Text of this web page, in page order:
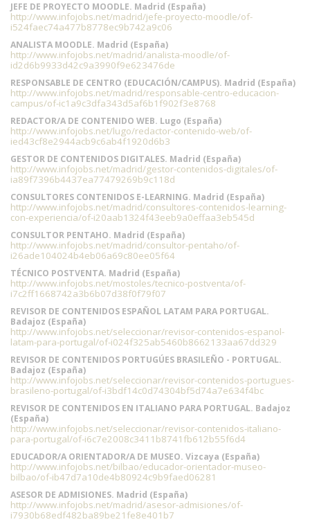
JEFE DE PROYECTO MOODLE. Madrid (España)
http://www.infojobs.net/madrid/jefe-proyecto-moodle/of-
i524faec74a477b8778ec9b742a9c06
ANALISTA MOODLE. Madrid (España)
http://www.infojobs.net/madrid/analista-moodle/of-
id2d6b9933d42c9a3990f9e623476de
RESPONSABLE DE CENTRO (EDUCACIÓN/CAMPUS). Madrid (España)
http://www.infojobs.net/madrid/responsable-centro-educacion-
campus/of-ic1a9c3dfa343d5af6b1f902f3e8768
REDACTOR/A DE CONTENIDO WEB. Lugo (España)
http://www.infojobs.net/lugo/redactor-contenido-web/of-
ied43cf8e2944acb9c6ab4f1920d6b3
GESTOR DE CONTENIDOS DIGITALES. Madrid (España)
http://www.infojobs.net/madrid/gestor-contenidos-digitales/of-
ia89f7396b4437ea77479269b9c118d
CONSULTORES CONTENIDOS E-LEARNING. Madrid (España)
http://www.infojobs.net/madrid/consultores-contenidos-learning-
con-experiencia/of-i20aab1324f43eeb9a0effaa3eb545d
CONSULTOR PENTAHO. Madrid (España)
http://www.infojobs.net/madrid/consultor-pentaho/of-
i26ade104024b4eb06a69c80ee05f64
TÉCNICO POSTVENTA. Madrid (España)
http://www.infojobs.net/mostoles/tecnico-postventa/of-
i7c2ff1668742a3b6b07d38f0f79f07
REVISOR DE CONTENIDOS ESPAÑOL LATAM PARA PORTUGAL.
Badajoz (España)
http://www.infojobs.net/seleccionar/revisor-contenidos-espanol-
latam-para-portugal/of-i024f325ab5460b8662133aa67dd329
REVISOR DE CONTENIDOS PORTUGÚES BRASILEÑO - PORTUGAL.
Badajoz (España)
http://www.infojobs.net/seleccionar/revisor-contenidos-portugues-
brasileno-portugal/of-i3bdf14c0d74304bf5d74a7e634f4bc
REVISOR DE CONTENIDOS EN ITALIANO PARA PORTUGAL. Badajoz
(España)
http://www.infojobs.net/seleccionar/revisor-contenidos-italiano-
para-portugal/of-i6c7e2008c3411b8741fb612b55f6d4
EDUCADOR/A ORIENTADOR/A DE MUSEO. Vizcaya (España)
http://www.infojobs.net/bilbao/educador-orientador-museo-
bilbao/of-ib47d7a10de4b80924c9b9faed06281
ASESOR DE ADMISIONES. Madrid (España)
http://www.infojobs.net/madrid/asesor-admisiones/of-
i7930b68edf482ba89be21fe8e401b7